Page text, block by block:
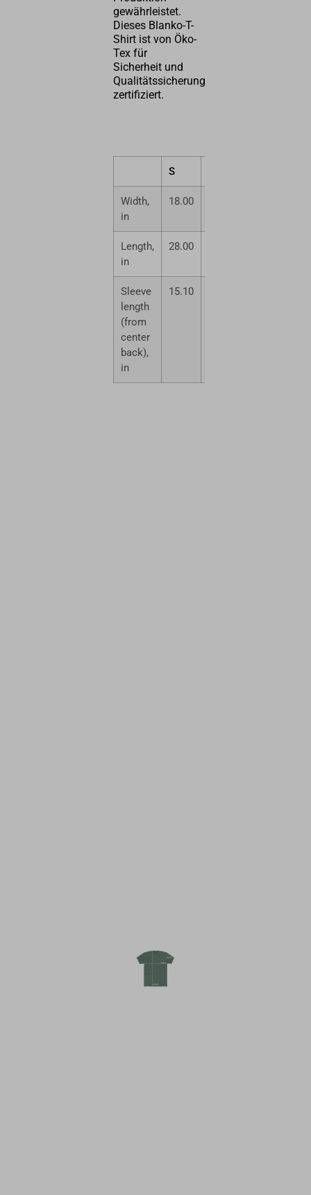
gewährleistet.
Dieses Blanko-T-
Shirt ist von Öko-
Tex für
Sicherheit und
Qualitätssicherung
zertifiziert.
S
Width,
in
18.00
Length,
in
28.00
Sleeve
length
(from
center
back),
in
15.10